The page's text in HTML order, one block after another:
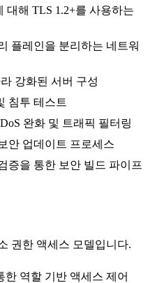
대해 TLS 1.2+를 사용하는
플레인을 분리하는 네트워
강화된 서버 구성
침투 테스트
완화 및 트래픽 필터링
안 업데이트 프로세스
증을 통한 보안 빌드 파이프
권한 액세스 모델입니다.
역할 기반 액세스 제어